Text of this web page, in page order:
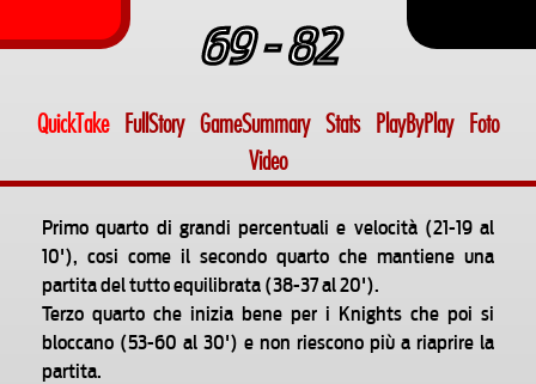
69 - 82
QuickTake FullStory GameSummary Stats PlayByPlay
Foto
Video
Primo quarto di grandi percentuali e velocità (21-19 al
10'), cosi come il secondo quarto che mantiene una
partita del tutto equilibrata (38-37 al 20').
Terzo quarto che inizia bene per i Knights che poi si
bloccano (53-60 al 30') e non riescono più a riaprire la
partita.